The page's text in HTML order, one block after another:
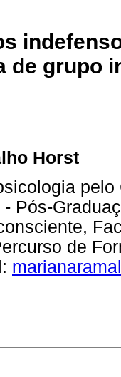
de grupo
Horst
Pós-
de